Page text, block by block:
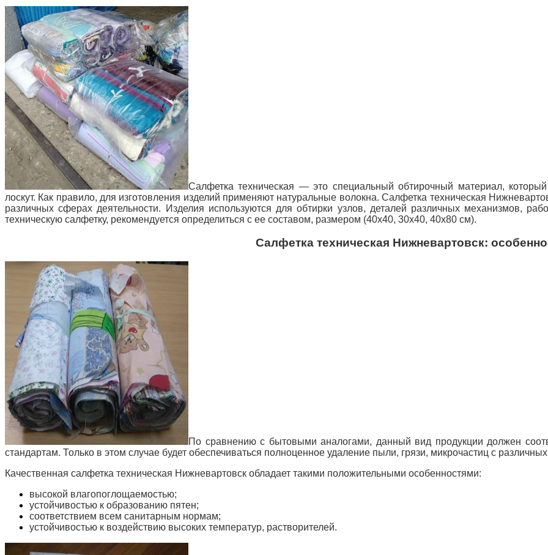
Салфетка техническая — это специальный обтирочный материал,
лоскут. Как правило, для изготовления изделий применяют натуральные волокна. Салфетка техническая
различных сферах деятельности. Изделия используются для обтирки узлов, деталей различных механизмов,
техническую салфетку, рекомендуется определиться с ее составом, размером (40х40, 30х40, 40х80 см).
Салфетка техническая Нижневартовск:
По сравнению с бытовыми аналогами, данный вид продукции должен
стандартам. Только в этом случае будет обеспечиваться полноценное удаление пыли, грязи, микрочастиц с
Качественная салфетка техническая Нижневартовск обладает такими положительными особенностями:
высокой влагопоглощаемостью;
устойчивостью к образованию пятен;
соответствием всем санитарным нормам;
устойчивостью к воздействию высоких температур, растворителей.